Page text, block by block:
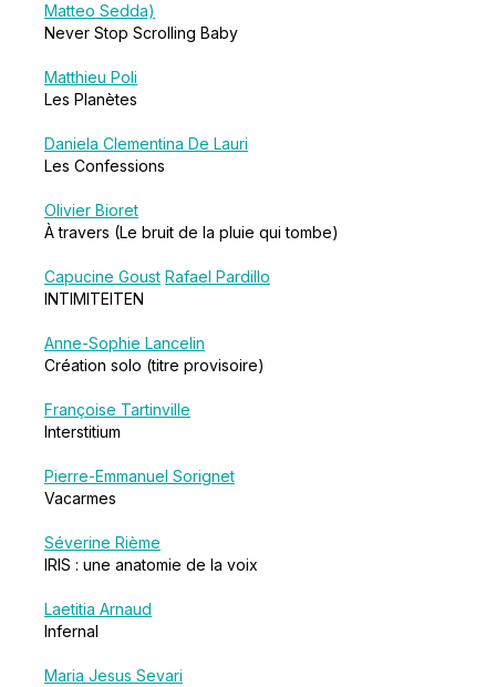
Matteo Sedda)
Never Stop Scrolling Baby
Matthieu Poli
Les Planètes
Daniela Clementina De Lauri
Les Confessions
Olivier Bioret
À travers (Le bruit de la pluie qui tombe)
Capucine Goust Rafael Pardillo
INTIMITEITEN
Anne-Sophie Lancelin
Création solo (titre provisoire)
Françoise Tartinville
Interstitium
Pierre-Emmanuel Sorignet
Vacarmes
Séverine Rième
IRIS : une anatomie de la voix
Laetitia Arnaud
Infernal
Maria Jesus Sevari